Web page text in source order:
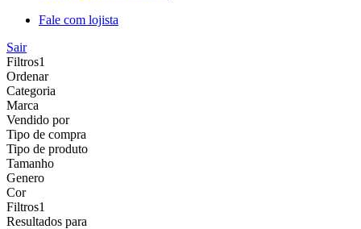
Fale com lojista
Sair
Filtros1
Ordenar
Categoria
Marca
Vendido por
Tipo de compra
Tipo de produto
Tamanho
Genero
Cor
Filtros1
Resultados para